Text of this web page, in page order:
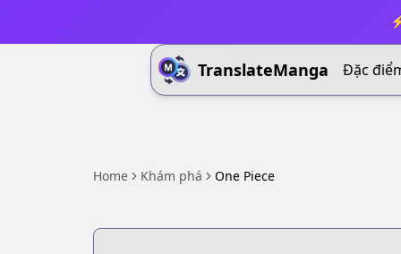
TranslateManga Đặc
Home Khám phá One Piece